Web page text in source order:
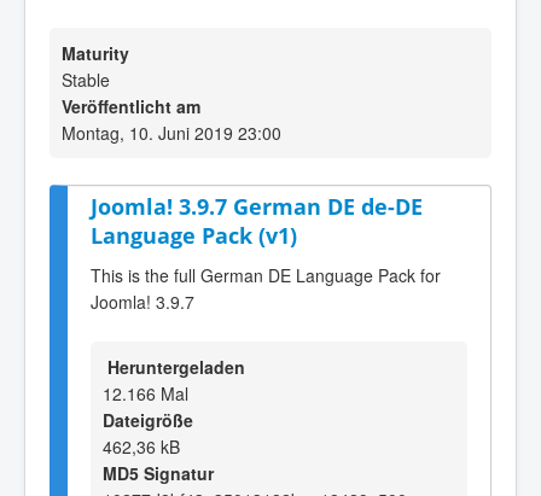
Maturity
Stable
Veröffentlicht am
Montag, 10. Juni 2019 23:00
Joomla! 3.9.7 German DE de-DE
Language Pack (v1)
This is the full German DE Language Pack for
Joomla! 3.9.7
Heruntergeladen
12.166 Mal
Dateigröße
462,36 kB
MD5 Signatur